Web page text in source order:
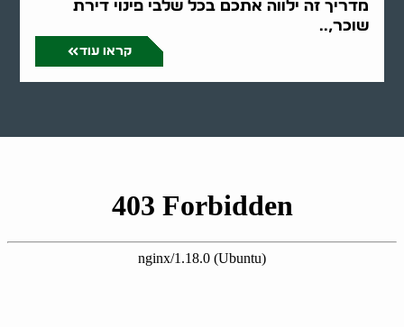
מדריך זה ילווה אתכם בכל שלבי פינוי דירת
שוכר,..
קראו עוד